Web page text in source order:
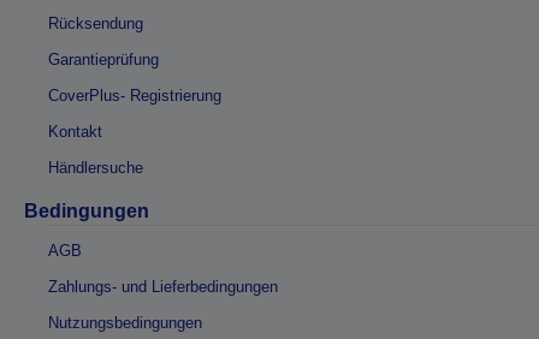
Rücksendung
Garantieprüfung
CoverPlus- Registrierung
Kontakt
Händlersuche
Bedingungen
AGB
Zahlungs- und Lieferbedingungen
Nutzungsbedingungen